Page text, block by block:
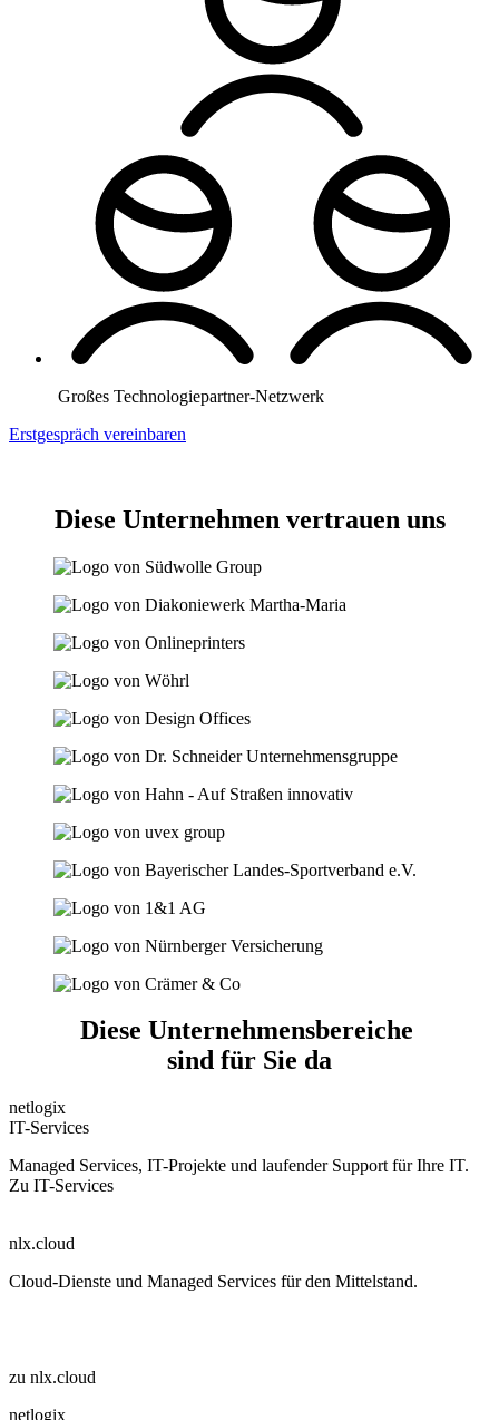
Großes Technologiepartner-Netzwerk
Erstgespräch vereinbaren
Diese Unternehmen vertrauen uns
Diese Unternehmensbereiche
sind für Sie da
netlogix
IT-Services
Managed Services, IT-Projekte und laufender Support für Ihre IT.
Zu IT-Services
nlx.cloud
Cloud-Dienste und Managed Services für den Mittelstand.
zu nlx.cloud
netlogix